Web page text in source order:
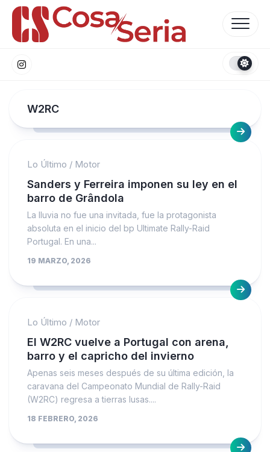
Skip
content
W2RC
Lo Último / Motor
Sanders y Ferreira imponen su ley en el
barro de Grândola
La lluvia no fue una invitada, fue la protagonista
absoluta en el inicio del bp Ultimate Rally-Raid
Portugal. En una...
19 MARZO, 2026
Lo Último / Motor
El W2RC vuelve a Portugal con arena,
barro y el capricho del invierno
Apenas seis meses después de su última edición, la
caravana del Campeonato Mundial de Rally-Raid
(W2RC) regresa a tierras lusas....
18 FEBRERO, 2026